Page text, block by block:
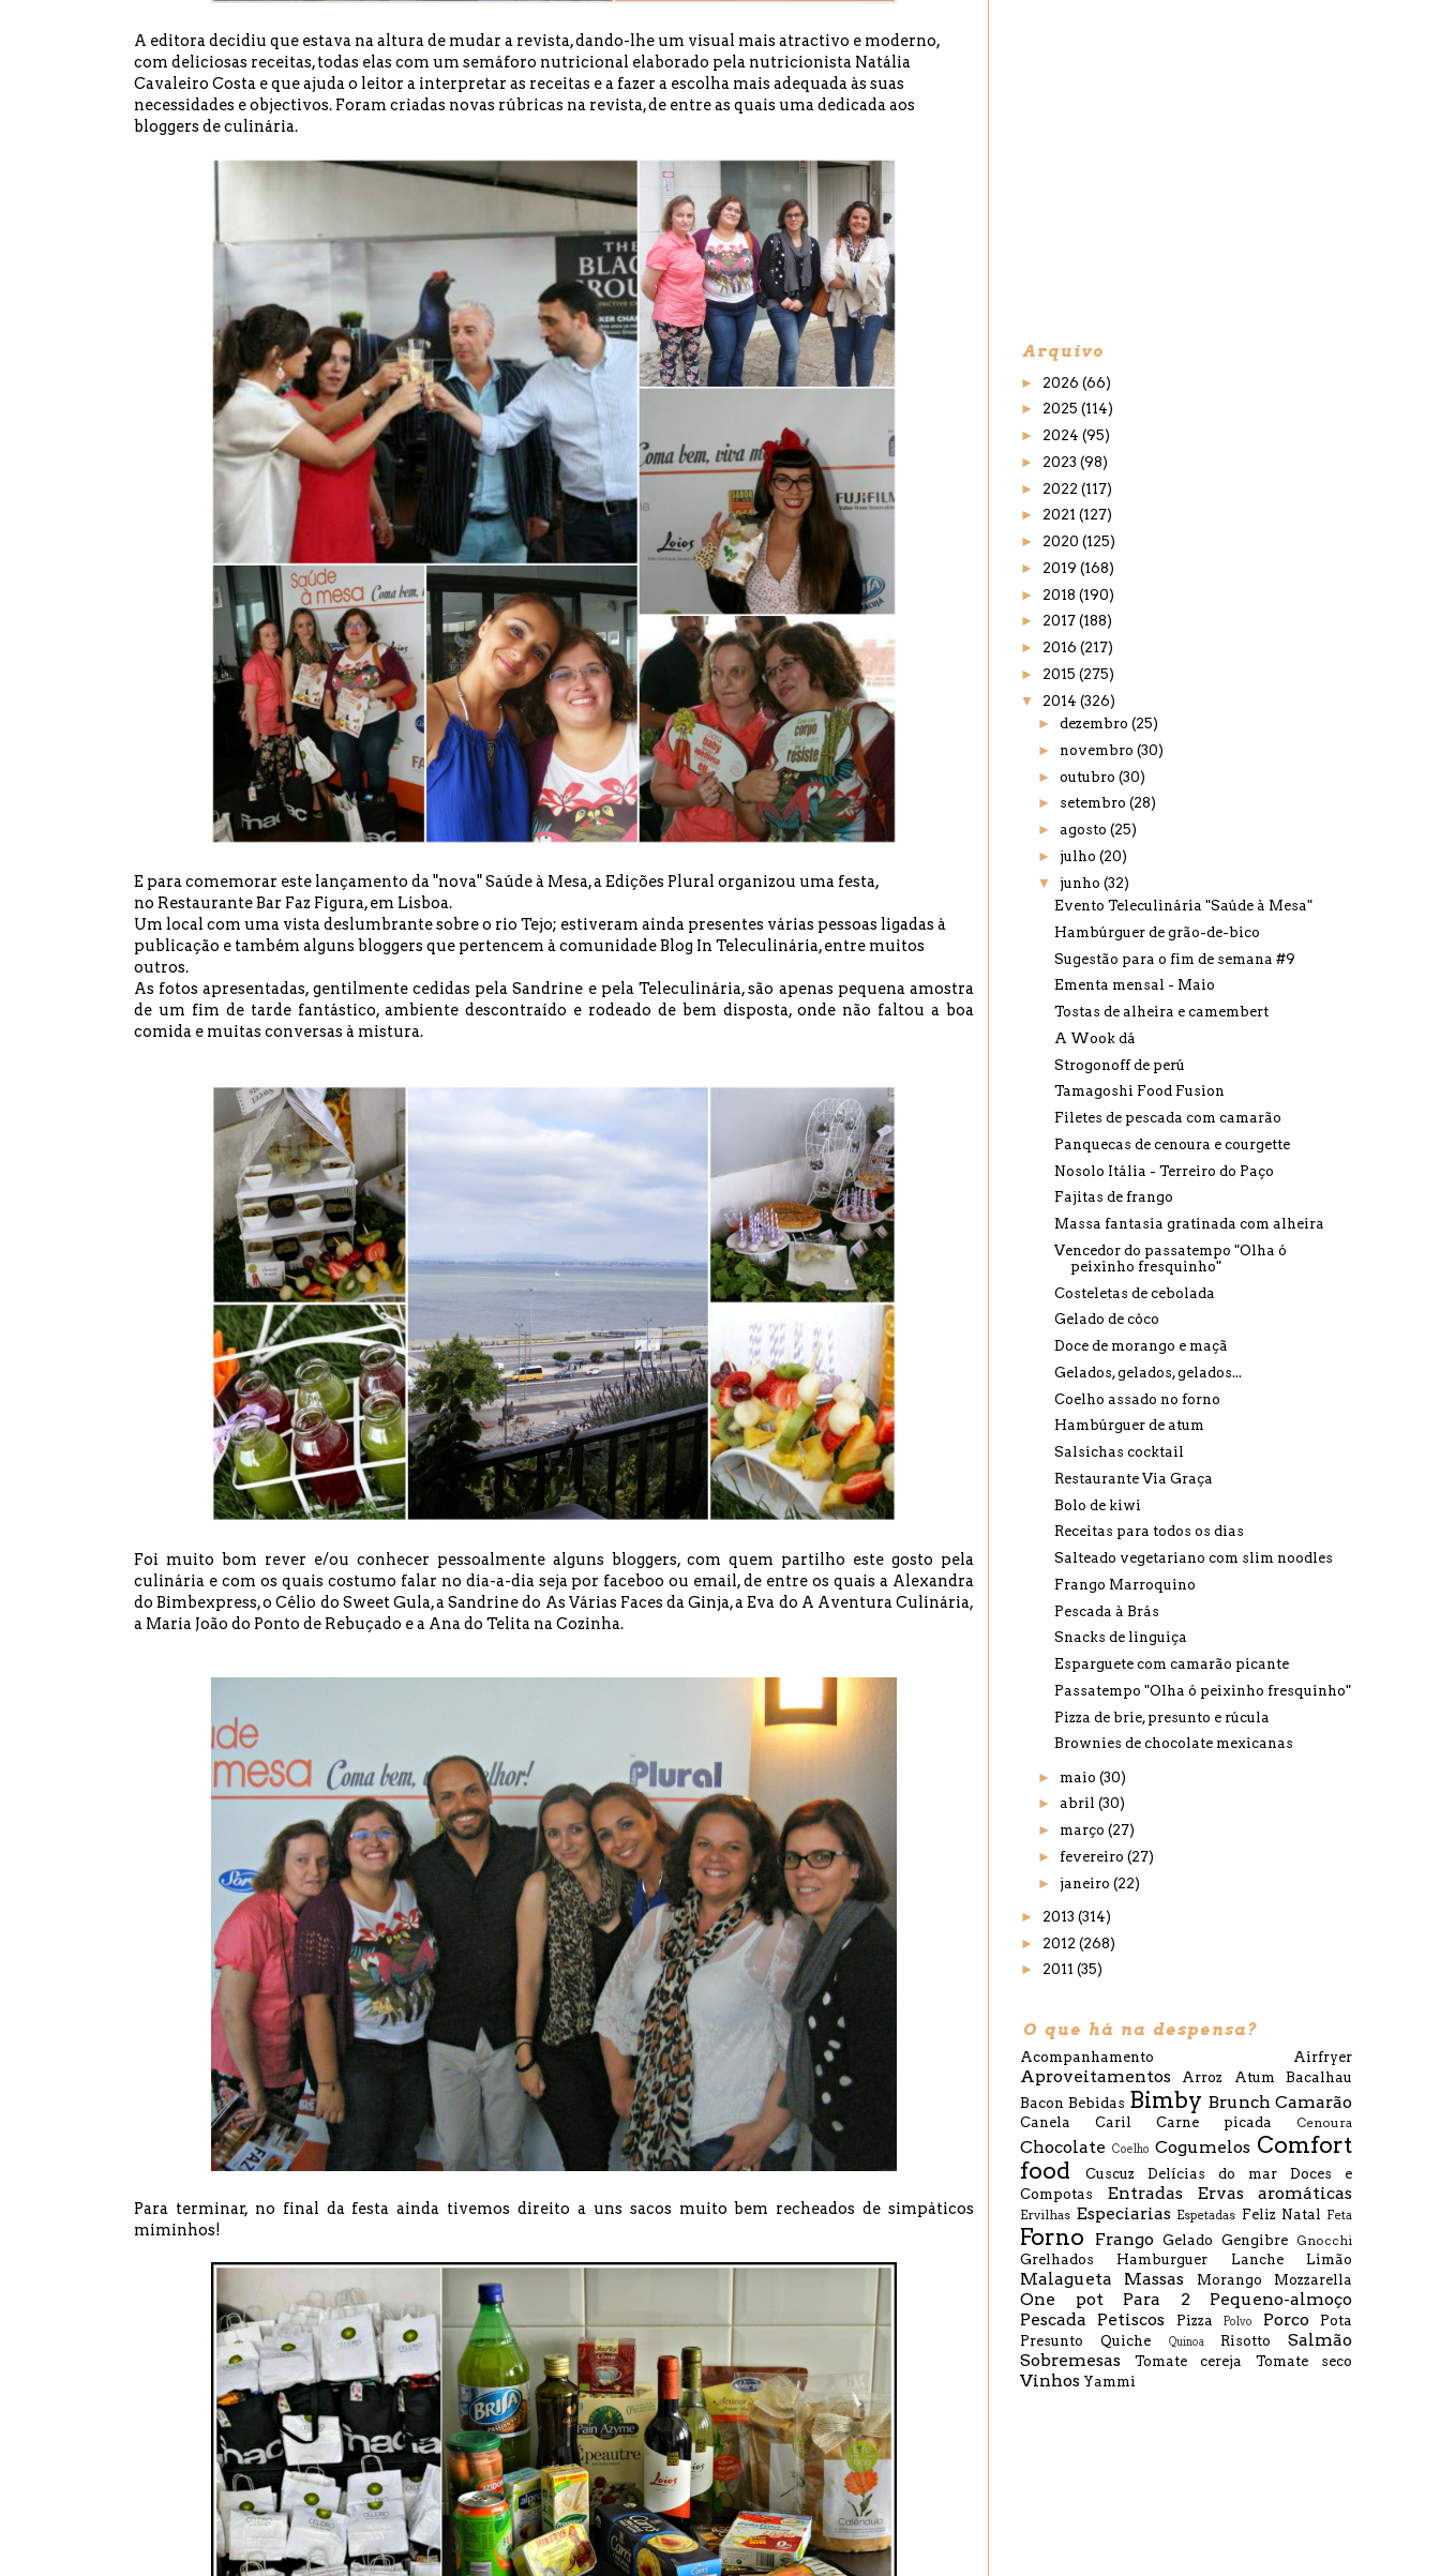
A editora decidiu que estava na altura de mudar a revista,dando-lhe um visual mais atractivo e moderno,
com deliciosas receitas, todas elas com um semáforo nutricional elaborado pela nutricionista Natália
Cavaleiro Costa e que ajuda o leitor a interpretar as receitas e a fazer a escolha mais adequada às suas
necessidades e objectivos. Foram criadas novas rúbricas na revista, de entre as quais uma dedicada aos
bloggers de culinária.
E para comemorar este lançamento da "nova" Saúde à Mesa, a Edições Plural organizou uma festa,
no Restaurante Bar Faz Figura,em Lisboa.
Um local com uma vista deslumbrante sobre o rio Tejo; estiveram ainda presentes várias pessoas ligadas à
publicação e também alguns bloggers que pertencem à comunidadeBlog In Teleculinária, entre muitos
outros.
As fotos apresentadas, gentilmente cedidas pela Sandrine e pela Teleculinária, são apenas pequena amostra
de um fim de tarde fantástico, ambiente descontraído e rodeado de bem disposta, onde não faltou a boa
comida e muitas conversas à mistura.
Foi muito bom rever e/ou conhecer pessoalmente alguns bloggers, com quem partilho este gosto pela
culinária e com os quais costumo falar no dia-a-dia seja por faceboo ou email, de entre os quais a Alexandra
doBimbexpress, o Célio do Sweet Gula, a Sandrine do As Várias Faces da Ginja, a Eva do A Aventura Culinária,
a Maria João do Ponto de Rebuçado e a Ana do Telita na Cozinha.
Para terminar, no final da festa ainda tivemos direito a uns sacos muito bem recheados de simpáticos
miminhos!
Arquivo
► 2026 (66)
► 2025 (114)
► 2024 (95)
► 2023 (98)
► 2022 (117)
► 2021 (127)
► 2020 (125)
► 2019 (168)
► 2018 (190)
► 2017 (188)
► 2016 (217)
► 2015 (275)
▼ 2014 (326)
► dezembro (25)
► novembro (30)
► outubro (30)
► setembro (28)
► agosto (25)
► julho (20)
▼ junho (32)
Evento Teleculinária "Saúde à Mesa"
Hambúrguer de grão-de-bico
Sugestão para o fim de semana #9
Ementa mensal - Maio
Tostas de alheira e camembert
A Wook dá
Strogonoff de perú
Tamagoshi Food Fusion
Filetes de pescada com camarão
Panquecas de cenoura e courgette
Nosolo Itália - Terreiro do Paço
Fajitas de frango
Massa fantasia gratinada com alheira
Vencedor do passatempo "Olha ó
peixinho fresquinho"
Costeletas de cebolada
Gelado de côco
Doce de morango e maçã
Gelados, gelados, gelados...
Coelho assado no forno
Hambúrguer de atum
Salsichas cocktail
Restaurante Via Graça
Bolo de kiwi
Receitas para todos os dias
Salteado vegetariano com slim noodles
Frango Marroquino
Pescada à Brás
Snacks de linguiça
Esparguete com camarão picante
Passatempo "Olha ó peixinho fresquinho"
Pizza de brie, presunto e rúcula
Brownies de chocolate mexicanas
► maio (30)
► abril (30)
► março (27)
► fevereiro (27)
► janeiro (22)
► 2013 (314)
► 2012 (268)
► 2011 (35)
O que há na despensa?
Acompanhamento Airfryer
Aproveitamentos Arroz Atum
Bacalhau
Bacon Bebidas Bimby Brunch Camarão
Canela Caril Carne picada Cenoura
Chocolate Coelho Cogumelos Comfort
food
Cuscuz Delícias do mar
Doces e
Compotas
Entradas Ervas aromáticas
Ervilhas Especiarias Espetadas Feliz Natal Feta
Forno Frango Gelado Gengibre Gnocchi
Grelhados Hamburguer Lanche Limão
Malagueta Massas Morango Mozzarella
One pot Para 2
Pequeno-almoço
Pescada
Petiscos Pizza Polvo Porco
Pota
Presunto
Quiche Quinoa Risotto
Salmão
Sobremesas
Tomate cereja Tomate seco
Vinhos Yammi